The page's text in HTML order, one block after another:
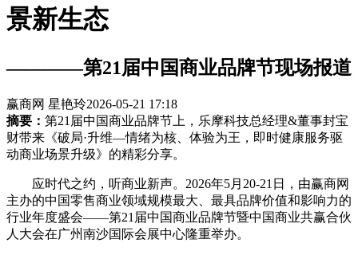
景新生态
————第21届中国商业品牌节现场报道
赢商网 星艳玲2026-05-21 17:18
摘要： 第21届中国商业品牌节上，乐摩科技总经理&董事封宝
财带来《破局·升维—情绪为核、体验为王，即时健康服务驱
动商业场景升级》的精彩分享。
应时代之约，听商业新声。2026年5月20-21日，由赢商网
主办的中国零售商业领域规模最大、最具品牌价值和影响力的
行业年度盛会——第21届中国商业品牌节暨中国商业共赢合伙
人大会在广州南沙国际会展中心隆重举办。